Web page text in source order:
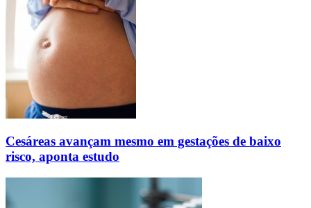
Cesáreas avançam mesmo em gestações de baixo
risco, aponta estudo